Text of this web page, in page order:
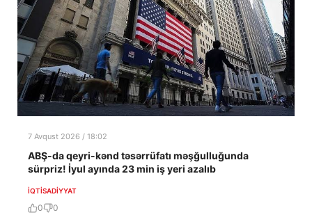
7 Avqust 2026 / 18:02
ABŞ-da qeyri-kənd təsərrüfatı məşğulluğunda
sürpriz! İyul ayında 23 min iş yeri azalıb
İQTISADIYYAT
0 0